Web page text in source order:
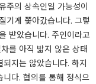
주의 상속인일 가능성이
기게 쫓아갔습니다. ​​그렇
받았습니다. 주인이라고
를 아직 밟지 않은 상태
지는 않았습니다. 하지
다. ​​협의를 통해 정식으